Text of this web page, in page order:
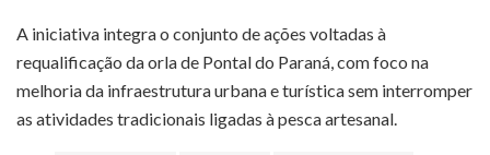
A iniciativa integra o conjunto de ações voltadas à
requalificação da orla de Pontal do Paraná, com foco na
melhoria da infraestrutura urbana e turística sem interromper
as atividades tradicionais ligadas à pesca artesanal.